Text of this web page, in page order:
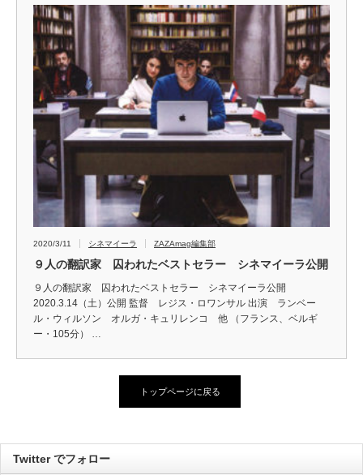
2020/3/11 シネマイーラ ZAZAmag編集部
９人の翻訳家 囚われたベストセラー シネマイーラ公開
９人の翻訳家 囚われたベストセラー シネマイーラ公開
2020.3.14（土）公開 監督 レジス・ロワンサル 出演 ランベー
ル・ウィルソン オルガ・キュリレンコ 他 （フランス、ベルギ
ー・105分） …
トップページに戻る
Twitter でフォロー